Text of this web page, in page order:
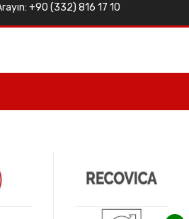
+90 (332) 816 17 10